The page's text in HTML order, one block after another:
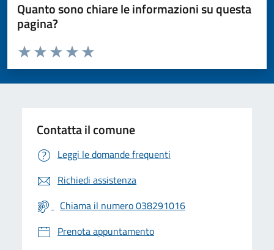
Quanto sono chiare le informazioni su questa
pagina?
Valuta da 1 a 5 stelle la pagina
Valuta 5 stelle su 5
Valuta 4 stelle su 5
Valuta 3 stelle su 5
Valuta 2 stelle su 5
Valuta 1 stelle su 5
Contatta il comune
Leggi le domande frequenti
Richiedi assistenza
Chiama il numero 038291016
Prenota appuntamento